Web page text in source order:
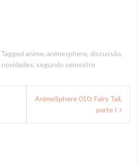
Tagged anime, animesphere, discussão,
novidades, segundo semestre
AnimeSphere 010: Fairy Tail,
parte I